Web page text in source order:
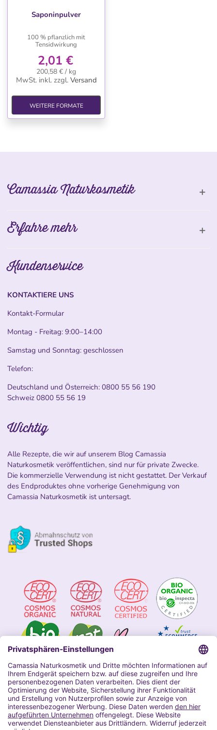
Saponinpulver
100 % pflanzlich mit
Tensidwirkung
2,01 €
200,58 € / kg
MwSt. inkl. zzgl. Versand
WEITERE FORMATE
Camassia Naturkosmetik
Erfahre mehr
Kundenservice
KONTAKTIERE UNS
Kontakt-Formular
Montag - Freitag: 9:00–14:00
Samstag und Sonntag: geschlossen
Telefon:
Deutschland und Österreich: 0800 55 56 190
Schweiz 0800 55 56 19
Wichtig
Alle Rezepte, die wir auf unserem Blog Camassia
Naturkosmetik veröffentlichen, sind nur für private Zwecke.
Die kommerzielle Verwendung ist nicht gestattet. Der Verkauf
des Endproduktes ohne vorherige Genehmigung von
Camassia Naturkosmetik ist untersagt.
Impressum
Allgemeine Geschäftsbedingungen
Datenschutzerklärung Camassia